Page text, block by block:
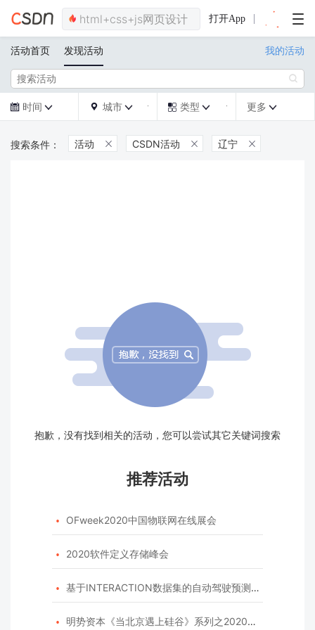
打开App
活动首页 发现活动 我的活动

 时间   城市   类型  更多 
活动  CSDN活动  辽宁 
抱歉，没有找到相关的活动，您可以尝试其它关键词搜索
推荐活动
 OFweek2020中国物联网在线展会
 2020软件定义存储峰会
 基于INTERACTION数据集的自动驾驶预测模型挑战赛
 明势资本《当北京遇上硅谷》系列之2020年度开源峰会